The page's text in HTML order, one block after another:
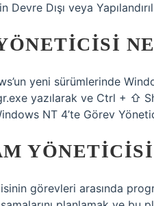
Devre Dışı veya
yeni sürümlerinde
yazılarak ve Ctrl + ⇧
NT 4’te Görev
görevleri arasında